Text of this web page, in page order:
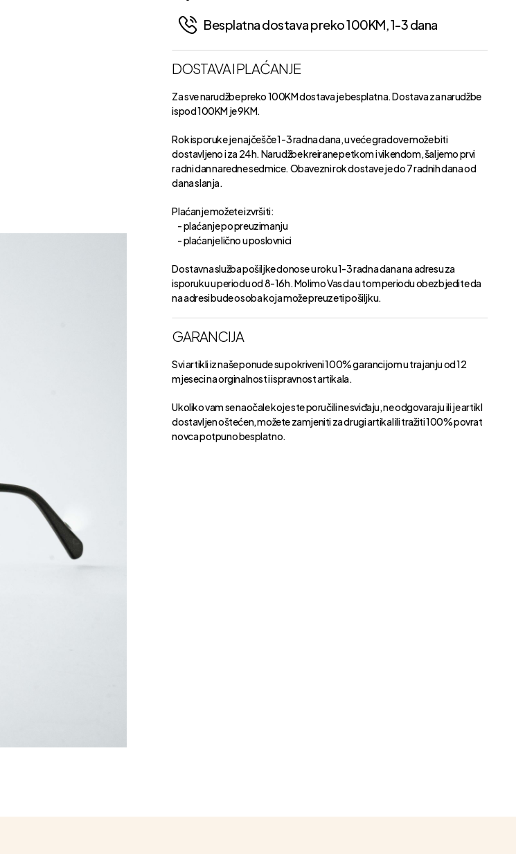
Besplatna dostava preko 100KM, 1-3 dana
DOSTAVA I PLAĆANJE
Za sve narudžbe preko 100KM dostava je besplatna. Dostava za narudžbe
ispod 100KM je 9KM.
Rok isporuke je najčešče 1-3 radna dana, u veće gradove može biti
dostavljeno i za 24h. Narudžbe kreirane petkom i vikendom, šaljemo prvi
radni dan naredne sedmice. Obavezni rok dostave je do 7 radnih dana od
dana slanja.
Plaćanje možete izvršiti:
- plaćanje po preuzimanju
- plaćanje lično u poslovnici
Dostavna služba pošiljke donose u roku 1-3 radna dana na adresu za
isporuku u periodu od 8-16h. Molimo Vas da u tom periodu obezbjedite da
na adresi bude osoba koja može preuzeti pošiljku.
GARANCIJA
Svi artikli iz naše ponude su pokriveni 100% garancijom u trajanju od 12
mjeseci na orginalnost i ispravnost artikala.
Ukoliko vam se naočale koje ste poručili ne sviđaju, ne odgovaraju ili je artikl
dostavljen oštećen, možete zamjeniti za drugi artikal ili tražiti 100% povrat
novca potpuno besplatno.